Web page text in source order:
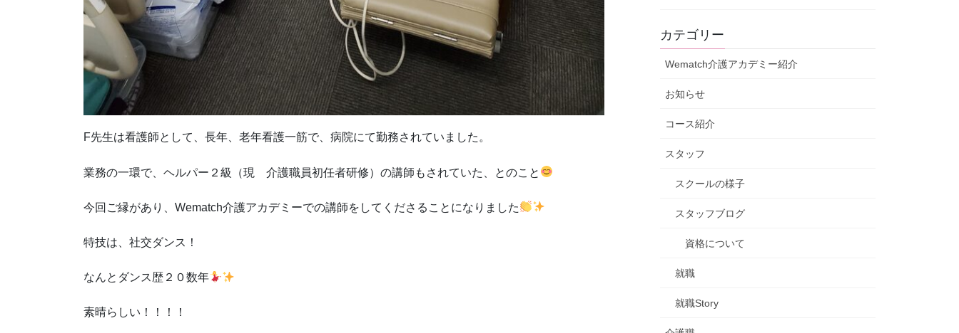
F先生は看護師として、長年、老年看護一筋で、病院にて勤務されていました。
業務の一環で、ヘルパー２級（現 介護職員初任者研修）の講師もされていた、とのこと
今回ご縁があり、Wematch介護アカデミーでの講師をしてくださることになりました
特技は、社交ダンス！
なんとダンス歴２０数年
素晴らしい！！！！
カテゴリー
Wematch介護アカデミー紹介
お知らせ
コース紹介
スタッフ
スクールの様子
スタッフブログ
資格について
就職
就職Story